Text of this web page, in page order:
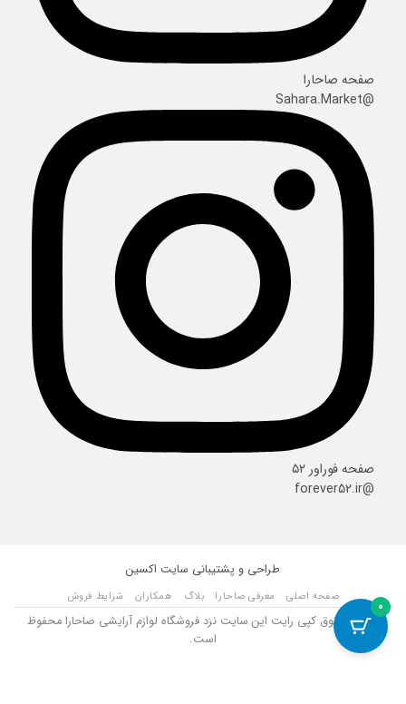
صفحه صاحارا
@Sahara.Market
صفحه فوراور ۵۲
@forever52.ir
طراحی و پشتیبانی سایت اکسین
صفحه اصلی معرفی صاحارا بلاگ همکاران شرایط فروش
تمامی حقوق کپی رایت این سایت نزد فروشگاه لوازم آرایشی صاحارا محفوظ
است.
0